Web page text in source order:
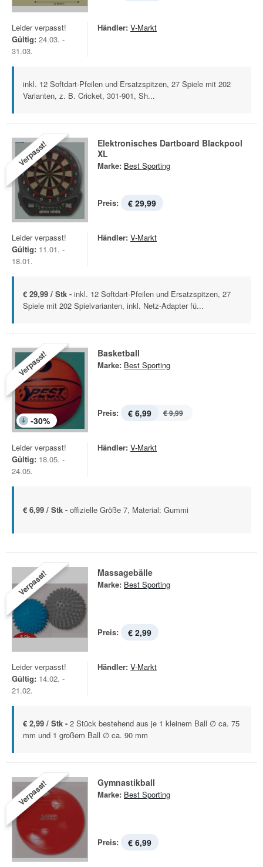
Leider verpasst!
Gültig: 24.03. -
31.03.
Händler: V-Markt
inkl. 12 Softdart-Pfeilen und Ersatzspitzen, 27 Spiele mit 202
Varianten, z. B. Cricket, 301-901, Sh...
Verpasst!
Elektronisches Dartboard Blackpool
XL
Marke: Best Sporting
Preis: € 29,99
Leider verpasst!
Gültig: 11.01. -
18.01.
Händler: V-Markt
€ 29,99 / Stk - inkl. 12 Softdart-Pfeilen und Ersatzspitzen, 27
Spiele mit 202 Spielvarianten, inkl. Netz-Adapter fü...
Verpasst!
-30%
Basketball
Marke: Best Sporting
Preis: € 6,99 € 9,99
Leider verpasst!
Gültig: 18.05. -
24.05.
Händler: V-Markt
€ 6,99 / Stk - offizielle Größe 7, Material: Gummi
Verpasst! Massagebälle
Marke: Best Sporting
Preis: € 2,99
Leider verpasst!
Gültig: 14.02. -
21.02.
Händler: V-Markt
€ 2,99 / Stk - 2 Stück bestehend aus je 1 kleinem Ball ∅ ca. 75
mm und 1 großem Ball ∅ ca. 90 mm
Verpasst! Gymnastikball
Marke: Best Sporting
Preis: € 6,99